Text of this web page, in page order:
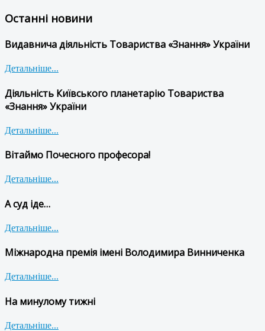
Останні новини
Видавнича діяльність Товариства «Знання» України
Детальніше...
Діяльність Київського планетарію Товариства
«Знання» України
Детальніше...
Вітаймо Почесного професора!
Детальніше...
А суд іде…
Детальніше...
Міжнародна премія імені Володимира Винниченка
Детальніше...
На минулому тижні
Детальніше...